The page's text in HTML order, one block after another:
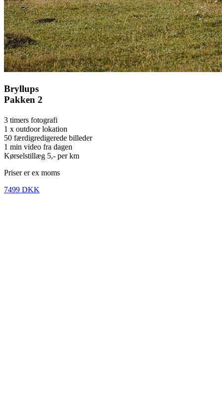
Bryllups
Pakken 2
3 timers fotografi
1 x outdoor lokation
50 færdigredigerede billeder
1 min video fra dagen
Kørselstillæg 5,- per km
Priser er ex moms
7499 DKK